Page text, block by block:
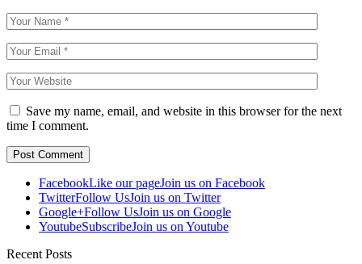
Save my name, email, and website in this browser for the next
time I comment.
FacebookLike our pageJoin us on Facebook
TwitterFollow UsJoin us on Twitter
Google+Follow UsJoin us on Google
YoutubeSubscribeJoin us on Youtube
Recent Posts